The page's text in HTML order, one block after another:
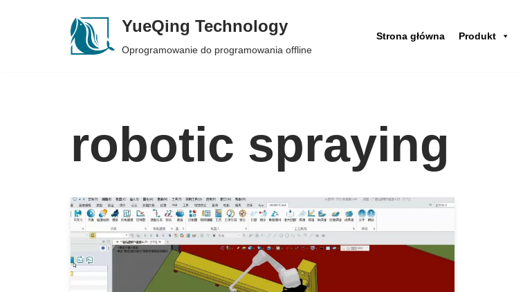
YueQing Technology
Oprogramowanie do programowania offline
Strona główna Produkt
robotic spraying